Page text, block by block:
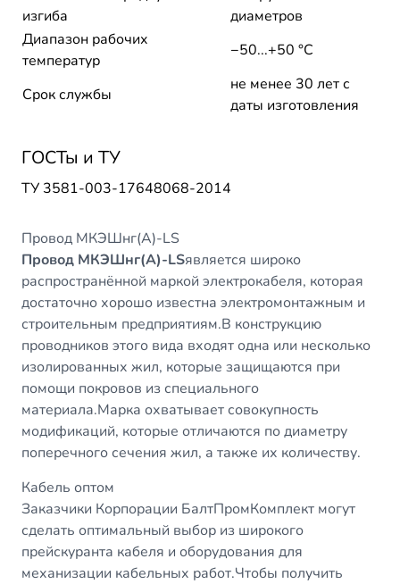
изгиба
диаметров
Диапазон рабочих
температур
−50...+50 °C
Срок службы
не менее 30 лет с
даты изготовления
ГОСТы и ТУ
ТУ 3581-003-17648068-2014
Провод МКЭШнг(А)-LS
Провод МКЭШнг(А)-LSявляется широко
распространённой маркой электрокабеля, которая
достаточно хорошо известна электромонтажным и
строительным предприятиям.В конструкцию
проводников этого вида входят одна или несколько
изолированных жил, которые защищаются при
помощи покровов из специального
материала.Марка охватывает совокупность
модификаций, которые отличаются по диаметру
поперечного сечения жил, а также их количеству.
Кабель оптом
Заказчики Корпорации БалтПромКомплект могут
сделать оптимальный выбор из широкого
прейскуранта кабеля и оборудования для
механизации кабельных работ.Чтобы получить